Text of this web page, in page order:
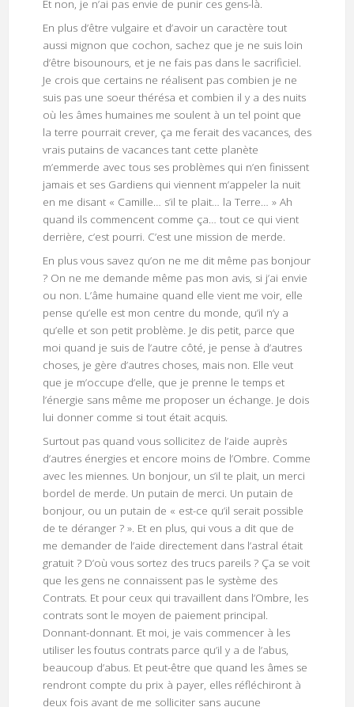
Et non, je n’ai pas envie de punir ces gens-là.
En plus d’être vulgaire et d’avoir un caractère tout
aussi mignon que cochon, sachez que je ne suis loin
d’être bisounours, et je ne fais pas dans le sacrificiel.
Je crois que certains ne réalisent pas combien je ne
suis pas une soeur thérésa et combien il y a des nuits
où les âmes humaines me soulent à un tel point que
la terre pourrait crever, ça me ferait des vacances, des
vrais putains de vacances tant cette planète
m’emmerde avec tous ses problèmes qui n’en finissent
jamais et ses Gardiens qui viennent m’appeler la nuit
en me disant « Camille… s’il te plait… la Terre… » Ah
quand ils commencent comme ça… tout ce qui vient
derrière, c’est pourri. C’est une mission de merde.
En plus vous savez qu’on ne me dit même pas bonjour
? On ne me demande même pas mon avis, si j’ai envie
ou non. L’âme humaine quand elle vient me voir, elle
pense qu’elle est mon centre du monde, qu’il n’y a
qu’elle et son petit problème. Je dis petit, parce que
moi quand je suis de l’autre côté, je pense à d’autres
choses, je gère d’autres choses, mais non. Elle veut
que je m’occupe d’elle, que je prenne le temps et
l’énergie sans même me proposer un échange. Je dois
lui donner comme si tout était acquis.
Surtout pas quand vous sollicitez de l’aide auprès
d’autres énergies et encore moins de l’Ombre. Comme
avec les miennes. Un bonjour, un s’il te plait, un merci
bordel de merde. Un putain de merci. Un putain de
bonjour, ou un putain de « est-ce qu’il serait possible
de te déranger ? ». Et en plus, qui vous a dit que de
me demander de l’aide directement dans l’astral était
gratuit ? D’où vous sortez des trucs pareils ? Ça se voit
que les gens ne connaissent pas le système des
Contrats. Et pour ceux qui travaillent dans l’Ombre, les
contrats sont le moyen de paiement principal.
Donnant-donnant. Et moi, je vais commencer à les
utiliser les foutus contrats parce qu’il y a de l’abus,
beaucoup d’abus. Et peut-être que quand les âmes se
rendront compte du prix à payer, elles réfléchiront à
deux fois avant de me solliciter sans aucune